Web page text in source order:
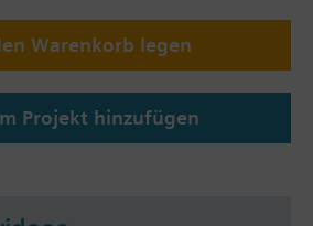
Edge-Controller
von technischen
die grundlegenden
Warenkorb legen
Projekt hinzufügen